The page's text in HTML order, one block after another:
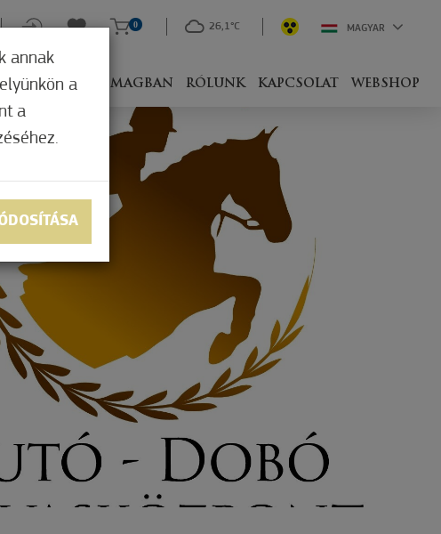
MIVEL CSOMAGBAN RÓLUNK KAPCSOLAT WEBSHOP
0 26,1°C MAGYAR
annak
a
a